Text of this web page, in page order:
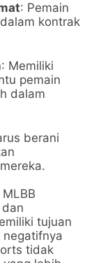
: Pemain
kontrak
: Memiliki
pemain
dalam
berani
tujuan
tidak